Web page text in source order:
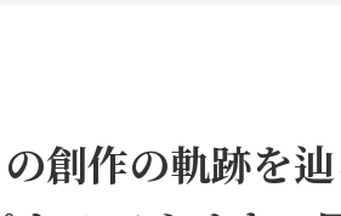
創作の軌跡を